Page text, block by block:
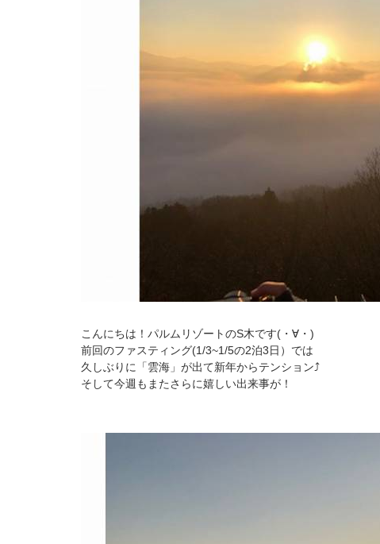
こんにちは！パルムリゾートのS木です(・∀・)
前回のファスティング(1/3~1/5の2泊3日）では
久しぶりに「雲海」が出て新年からテンション⤴
そして今週もまたさらに嬉しい出来事が！